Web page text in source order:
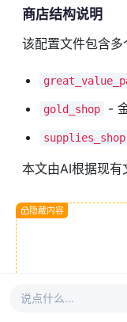
商店结构说明
该配置文件包含多
gold_shop -
supplies_shop
本文由AI根据现有
隐藏内容
# 手游教程
说点什么...